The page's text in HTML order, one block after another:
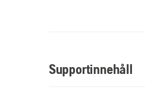
Supportinnehåll